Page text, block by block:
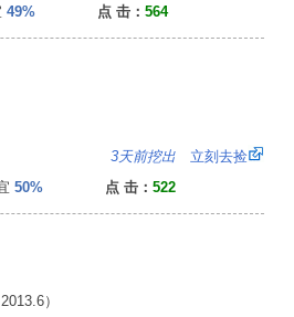
49% 点 击： 564
3天前挖出 立刻去捡
50% 点 击： 522
）